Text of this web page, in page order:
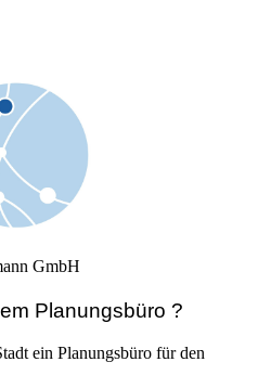
GmbH
Planungsbüro ?
ein Planungsbüro für den